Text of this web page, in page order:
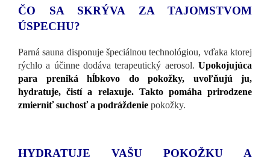
ČO SA SKRÝVA ZA TAJOMSTVOM
ÚSPECHU?
Parná sauna disponuje špeciálnou technológiou, vďaka ktorej
rýchlo a účinne dodáva terapeutický aerosol. Upokojujúca
para preniká hĺbkovo do pokožky, uvoľňujú ju,
hydratuje, čistí a relaxuje. Takto pomáha prirodzene
zmierniť suchosť a podráždenie pokožky.
HYDRATUJE VAŠU POKOŽKU A